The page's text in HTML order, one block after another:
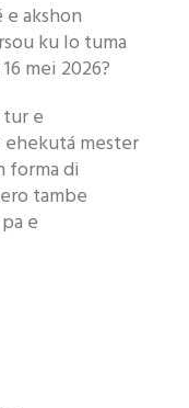
akshon
ku lo tuma
mei 2026?
e
mester
forma di
tambe
e